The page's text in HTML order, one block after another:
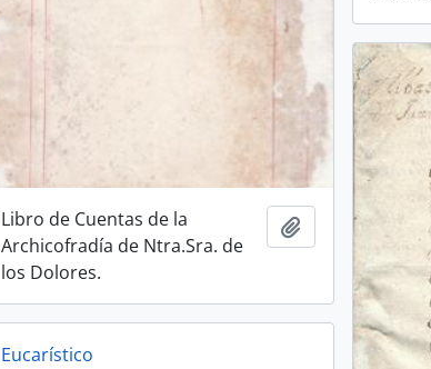
Libro de Cuentas de la
Archicofradía de Ntra.Sra. de
los Dolores.
Add to
Eucarístico